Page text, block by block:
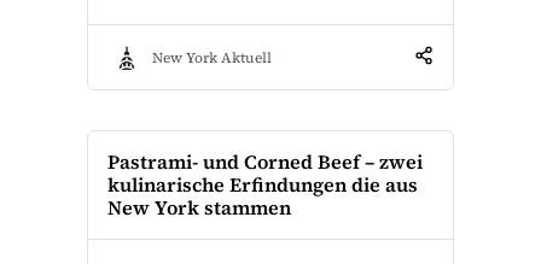
New York Aktuell
Pastrami- und Corned Beef – zwei
kulinarische Erfindungen die aus
New York stammen